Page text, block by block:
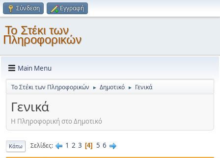
Σύνδεση Εγγραφή
Το Στέκι των
Πληροφορικών
Main Menu
Το Στέκι των Πληροφορικών ► Δημοτικό ► Γενικά
Γενικά
Η Πληροφορική στο Δημοτικό
Κάτω Σελίδες 1 2 3 4 5 6